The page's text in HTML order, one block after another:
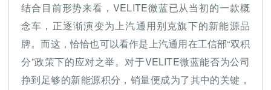
结合目前形势来看，VELITE微蓝已从当初的一款概
念车，正逐渐演变为上汽通用别克旗下的新能源品
牌。而这，恰恰也可以看作是上汽通用在工信部“双积
分”政策下的应对之举。对于VELITE微蓝能否为公司
挣到足够的新能源积分，销量便成为了其中的关键，